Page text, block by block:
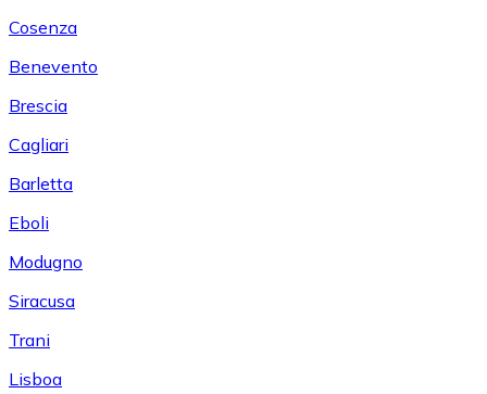
Cosenza
Benevento
Brescia
Cagliari
Barletta
Eboli
Modugno
Siracusa
Trani
Lisboa